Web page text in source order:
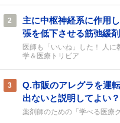
2
主に中枢神経系に作用
張を低下させる筋弛緩
医師も「いいね」した！ 人に
学＆医療トリビア
3
Q.市販のアレグラを運
出ないと説明してよい？
薬剤師のための「学べる医療ク